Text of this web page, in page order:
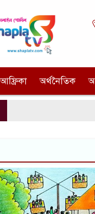
আফ্রিকা অর্থনৈতিক